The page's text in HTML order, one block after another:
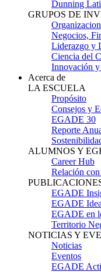
Dunning
GRUPOS DE
Negocios,
Liderazgo y
Ciencia del
Innovación
Acerca de
LA ESCUELA
Propósito
Consejos y
EGADE 30
Reporte
ALUMNOS Y
Career Hub
Relación
EGADE
EGADE
EGADE en
Territorio
NOTICIAS Y
Noticias
Eventos
EGADE